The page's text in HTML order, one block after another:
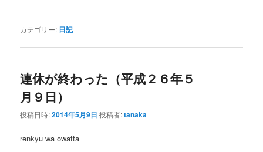
カテゴリー: 日記
連休が終わった（平成２６年５
月９日）
投稿日時:2014年5月9日 投稿者:tanaka
renkyu wa owatta